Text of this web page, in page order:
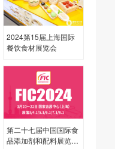
2024第15届上海国际
餐饮食材展览会
第二十七届中国国际食
品添加剂和配料展览会